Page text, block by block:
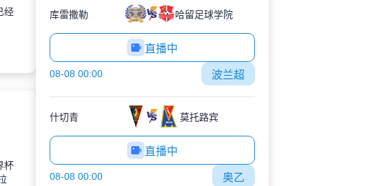
经
杯
库雷撒勒 哈留足球学院
直播中
08-08 00:00 波兰超
什切青 莫托路宾
直播中
08-08 00:00 奥乙